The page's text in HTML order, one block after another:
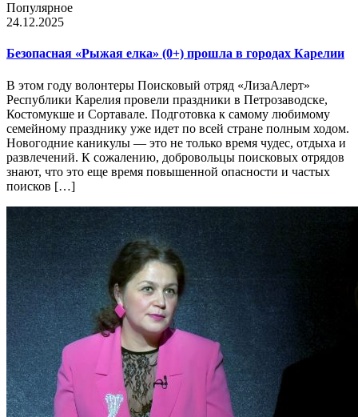
Популярное
24.12.2025
Безопасная «Рыжая елка» (0+) прошла в городах Карелии
В этом году волонтеры Поисковый отряд «ЛизаАлерт»
Республики Карелия провели праздники в Петрозаводске,
Костомукше и Сортавале. Подготовка к самому любимому
семейному празднику уже идет по всей стране полным ходом.
Новогодние каникулы — это не только время чудес, отдыха и
развлечений. К сожалению, добровольцы поисковых отрядов
знают, что это еще время повышенной опасности и частых
поисков […]